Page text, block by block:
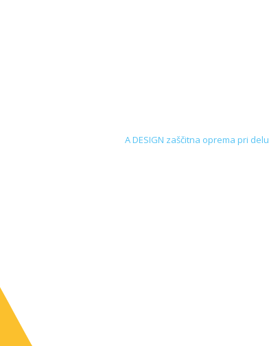
A DESIGN zaščitna oprema pri delu